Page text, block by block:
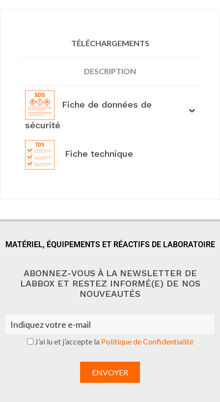
TÉLÉCHARGEMENTS
DESCRIPTION
Fiche de données de
sécurité
Fiche technique
MATÉRIEL, ÉQUIPEMENTS ET RÉACTIFS DE LABORATOIRE
ABONNEZ-VOUS À LA NEWSLETTER DE
LABBOX ET RESTEZ INFORMÉ(E) DE NOS
NOUVEAUTÉS
J’ai lu et j’accepte la Politique de Confidentialité